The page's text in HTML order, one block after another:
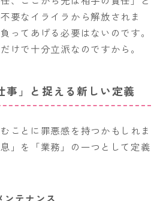
要なイライラから解放されま
ってあげる必要はないのです。
けで十分立派なのですから。
事」と捉える新しい定義
ことに罪悪感を持つかもしれま
」を「業務」の一つとして定義
ンテナンス